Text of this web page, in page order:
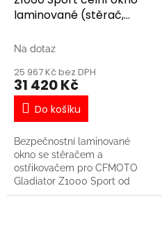
laminované (stěrač,
Na dotaz
25 967 Kč bez DPH
31 420 Kč
Do košíku
Bezpečnostní laminované
okno se stěračem a
ostřikovačem pro CFMOTO
Gladiator Z1000 Sport od
renomované české firmy DFK.